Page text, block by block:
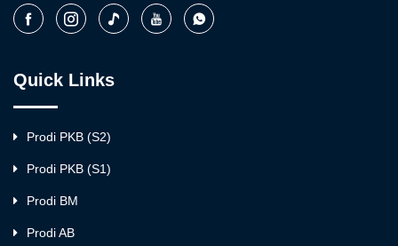
Quick Links
Prodi PKB (S2)
Prodi PKB (S1)
Prodi BM
Prodi AB